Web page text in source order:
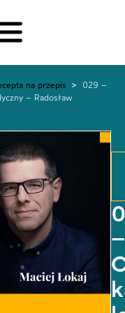
na przepis >
029 –
– Radosław
–